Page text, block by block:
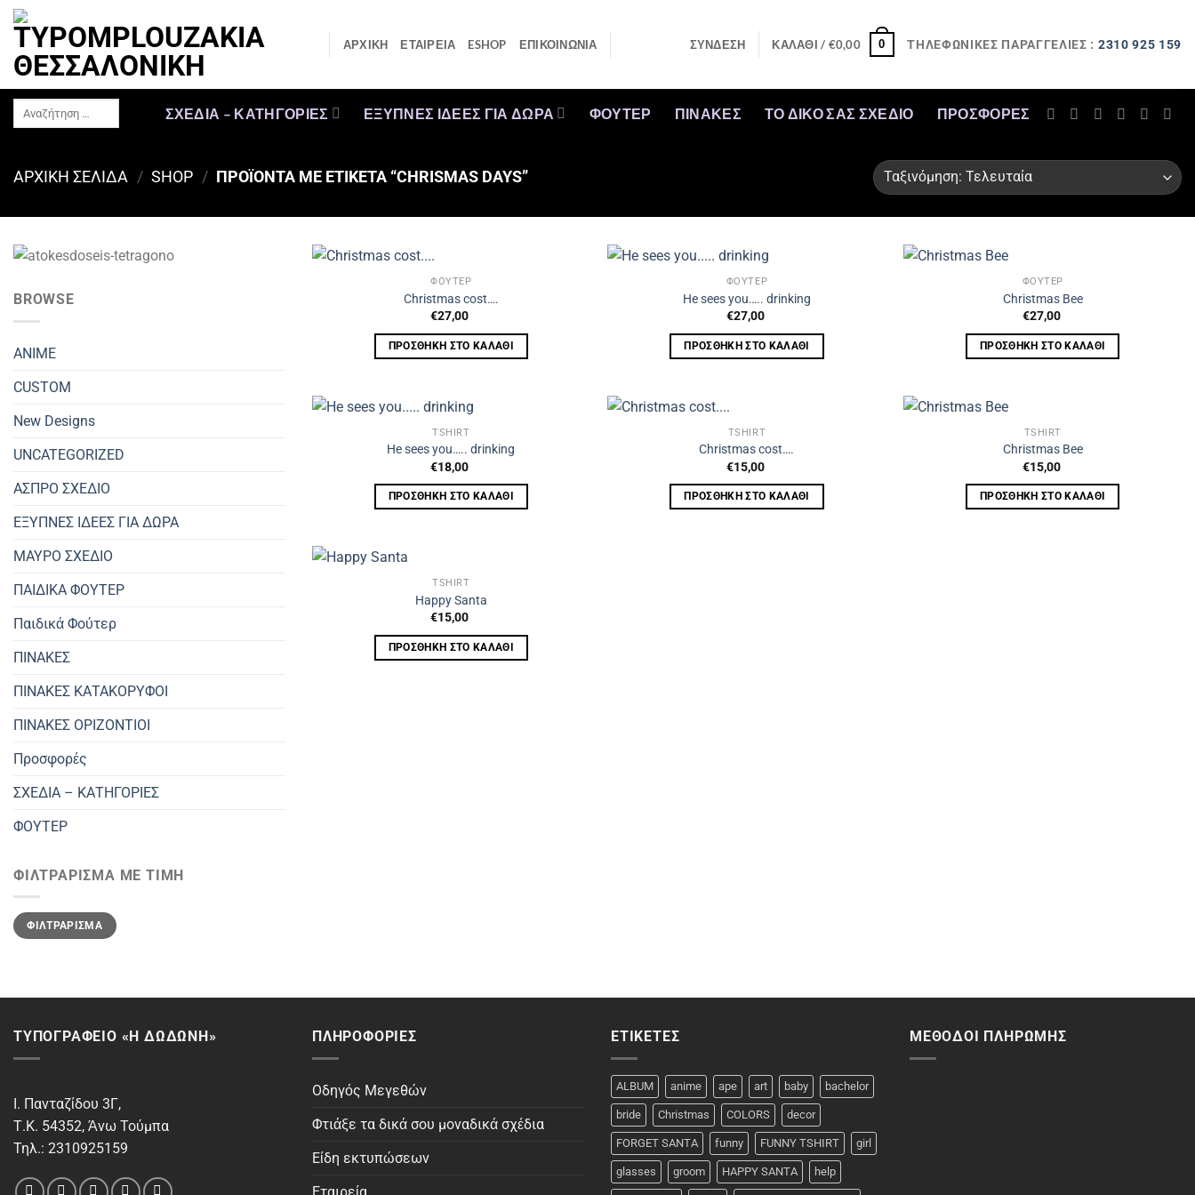
Μετάβαση
στο
περιεχόμενο
ΑΡΧΙΚΗ ΕΤΑΙΡΕΙΑ ESHOP ΕΠΙΚΟΙΝΩΝΙΑ ΣΎΝΔΕΣΗ ΚΑΛΆΘΙ / €0,00 0 ΤΗΛΕΦΩΝΙΚΕΣ ΠΑΡΑΓΓΕΛΙΕΣ : 2310 925 159
Αναζήτηση
ΣΧΕΔΙΑ – ΚΑΤΗΓΟΡΙΕΣ ΕΞΥΠΝΕΣ ΙΔΕΕΣ ΓΙΑ ΔΩΡΑ ΦΟΥΤΕΡ ΠΙΝΑΚΕΣ ΤΟ ΔΙΚΟ ΣΑΣ ΣΧΕΔΙΟ ΠΡΟΣΦΟΡΈΣ
ΑΡΧΙΚΉ ΣΕΛΊΔΑ / SHOP / ΠΡΟΪΌΝΤΑ ΜΕ ΕΤΙΚΈΤΑ “CHRISMAS DAYS”
BROWSE
ANIME
CUSTOM
New Designs
UNCATEGORIZED
ΑΣΠΡΟ ΣΧΕΔΙΟ
ΕΞΥΠΝΕΣ ΙΔΕΕΣ ΓΙΑ ΔΩΡΑ
ΜΑΥΡΟ ΣΧΕΔΙΟ
ΠΑΙΔΙΚΑ ΦΟΥΤΕΡ
Παιδικά Φούτερ
ΠΙΝΑΚΕΣ
ΠΙΝΑΚΕΣ ΚΑΤΑΚΟΡΥΦΟΙ
ΠΙΝΑΚΕΣ ΟΡΙΖΟΝΤΙΟΙ
Προσφορές
ΣΧΕΔΙΑ – ΚΑΤΗΓΟΡΙΕΣ
ΦΟΥΤΕΡ
ΦΙΛΤΡΆΡΙΣΜΑ ΜΕ ΤΙΜΉ
Ελάχιστη
τιμή
Μέγιστη
τιμήΦΙΛΤΡΆΡΙΣΜΑ
ΦΟΥΤΕΡ
Christmas cost….
€27,00
ΠΡΟΣΘΉΚΗ ΣΤΟ ΚΑΛΆΘΙ
ΦΟΥΤΕΡ
He sees you….. drinking
€27,00
ΠΡΟΣΘΉΚΗ ΣΤΟ ΚΑΛΆΘΙ
ΦΟΥΤΕΡ
Christmas Bee
€27,00
ΠΡΟΣΘΉΚΗ ΣΤΟ ΚΑΛΆΘΙ
TSHIRT
He sees you….. drinking
€18,00
ΠΡΟΣΘΉΚΗ ΣΤΟ ΚΑΛΆΘΙ
TSHIRT
Christmas cost….
€15,00
ΠΡΟΣΘΉΚΗ ΣΤΟ ΚΑΛΆΘΙ
TSHIRT
Christmas Bee
€15,00
ΠΡΟΣΘΉΚΗ ΣΤΟ ΚΑΛΆΘΙ
TSHIRT
Happy Santa
€15,00
ΠΡΟΣΘΉΚΗ ΣΤΟ ΚΑΛΆΘΙ
ΤΥΠΟΓΡΑΦΕΙΟ «Η ΔΩΔΩΝΗ»
Ι. Πανταζίδου 3Γ,
Τ.Κ. 54352, Άνω Τούμπα
Τηλ.: 2310925159
ΠΛΗΡΟΦΟΡΊΕΣ
Οδηγός Μεγεθών
Φτιάξε τα δικά σου μοναδικά σχέδια
Είδη εκτυπώσεων
ΕΤΙΚΈΤΕΣ
ALBUM anime ape art baby bachelor
bride Christmas COLORS decor
FORGET SANTA funny FUNNY TSHIRT girl
glasses groom HAPPY SANTA help
ΜΈΘΟΔΟΙ ΠΛΗΡΩΜΉΣ